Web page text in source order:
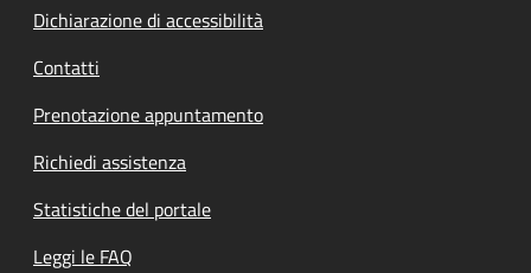
Dichiarazione di accessibilità
Contatti
Prenotazione appuntamento
Richiedi assistenza
Statistiche del portale
Leggi le FAQ